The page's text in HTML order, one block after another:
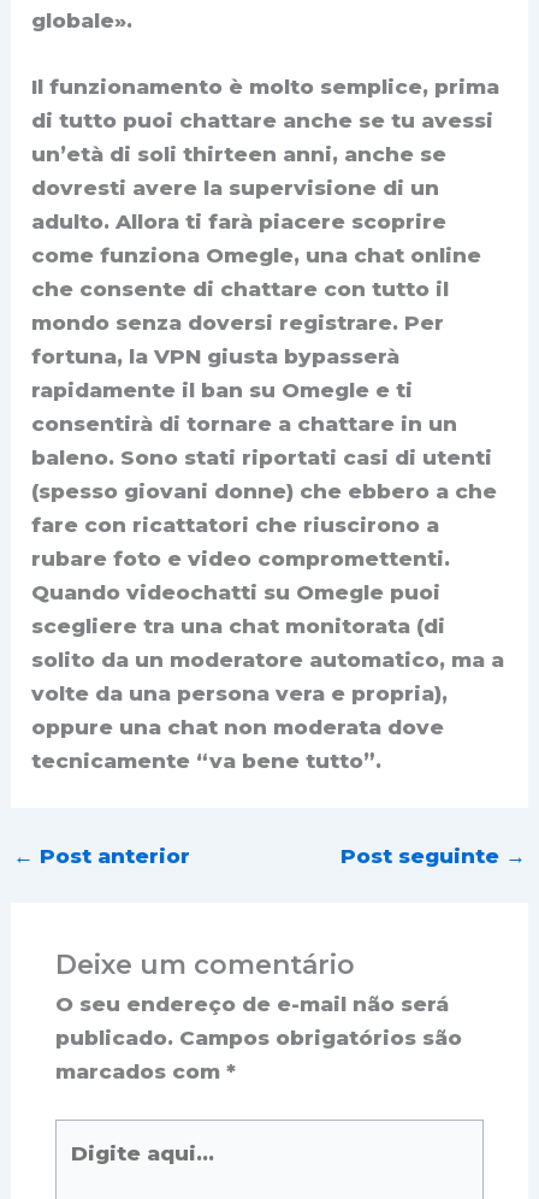
globale».
Il funzionamento è molto semplice, prima
di tutto puoi chattare anche se tu avessi
un’età di soli thirteen anni, anche se
dovresti avere la supervisione di un
adulto. Allora ti farà piacere scoprire
come funziona Omegle, una chat online
che consente di chattare con tutto il
mondo senza doversi registrare. Per
fortuna, la VPN giusta bypasserà
rapidamente il ban su Omegle e ti
consentirà di tornare a chattare in un
baleno. Sono stati riportati casi di utenti
(spesso giovani donne) che ebbero a che
fare con ricattatori che riuscirono a
rubare foto e video compromettenti.
Quando videochatti su Omegle puoi
scegliere tra una chat monitorata (di
solito da un moderatore automatico, ma a
volte da una persona vera e propria),
oppure una chat non moderata dove
tecnicamente “va bene tutto”.
← Post anterior Post seguinte →
Deixe um comentário
O seu endereço de e-mail não será
publicado. Campos obrigatórios são
marcados com *
aqui...